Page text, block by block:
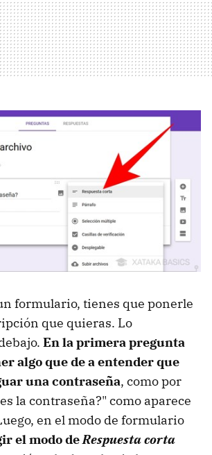
formulario, tienes que ponerle
que quieras. Lo
En la primera pregunta
algo que de a entender que
una contraseña, como por
la contraseña?" como aparece
en el modo de formulario
el modo deRespuesta corta